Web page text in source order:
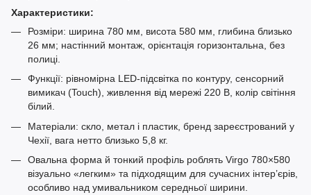
Характеристики:
Розміри: ширина 780 мм, висота 580 мм, глибина близько
26 мм; настінний монтаж, орієнтація горизонтальна, без
полиці.​
Функції: рівномірна LED‑підсвітка по контуру, сенсорний
вимикач (Touch), живлення від мережі 220 В, колір світіння
білий.​
Матеріали: скло, метал і пластик, бренд зареєстрований у
Чехії, вага нетто близько 5,8 кг.​
Овальна форма й тонкий профіль роблять Virgo 780×580
візуально «легким» та підходящим для сучасних інтер’єрів,
особливо над умивальником середньої ширини.